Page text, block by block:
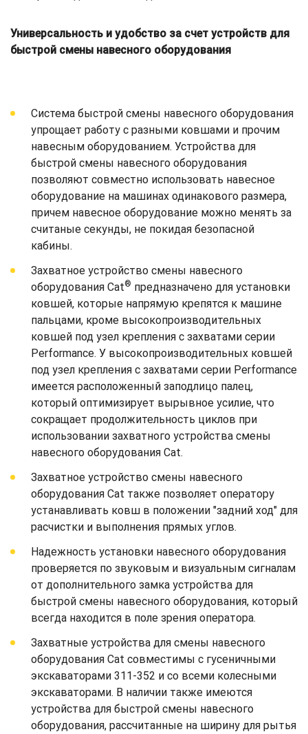
Универсальность и удобство за счет устройств для
быстрой смены навесного оборудования
Система быстрой смены навесного оборудования
упрощает работу с разными ковшами и прочим
навесным оборудованием. Устройства для
быстрой смены навесного оборудования
позволяют совместно использовать навесное
оборудование на машинах одинакового размера,
причем навесное оборудование можно менять за
считаные секунды, не покидая безопасной
кабины.
Захватное устройство смены навесного
оборудования Cat® предназначено для установки
ковшей, которые напрямую крепятся к машине
пальцами, кроме высокопроизводительных
ковшей под узел крепления с захватами серии
Performance. У высокопроизводительных ковшей
под узел крепления с захватами серии Performance
имеется расположенный заподлицо палец,
который оптимизирует вырывное усилие, что
сокращает продолжительность циклов при
использовании захватного устройства смены
навесного оборудования Cat.
Захватное устройство смены навесного
оборудования Cat также позволяет оператору
устанавливать ковш в положении "задний ход" для
расчистки и выполнения прямых углов.
Надежность установки навесного оборудования
проверяется по звуковым и визуальным сигналам
от дополнительного замка устройства для
быстрой смены навесного оборудования, который
всегда находится в поле зрения оператора.
Захватные устройства для смены навесного
оборудования Cat совместимы с гусеничными
экскаваторами 311-352 и со всеми колесными
экскаваторами. В наличии также имеются
устройства для быстрой смены навесного
оборудования, рассчитанные на ширину для рытья